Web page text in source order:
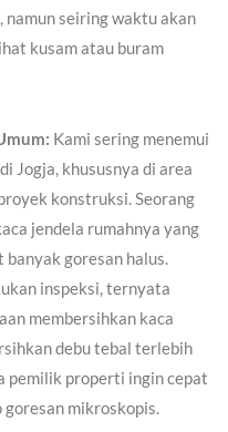
seiring waktu akan
kusam atau buram
Kami sering menemui
Jogja, khususnya di area
konstruksi. Seorang
jendela rumahnya yang
goresan halus.
inspeksi, ternyata
membersihkan kaca
debu tebal terlebih
pemilik properti ingin cepat
mikroskopis.